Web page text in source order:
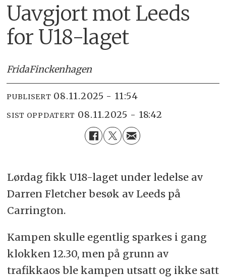
Uavgjort mot Leeds
for U18-laget
FridaFinckenhagen
PUBLISERT 08.11.2025 - 11:54
SIST OPPDATERT 08.11.2025 - 18:42
Lørdag fikk U18-laget under ledelse av
Darren Fletcher besøk av Leeds på
Carrington.
Kampen skulle egentlig sparkes i gang
klokken 12.30, men på grunn av
trafikkaos ble kampen utsatt og ikke satt